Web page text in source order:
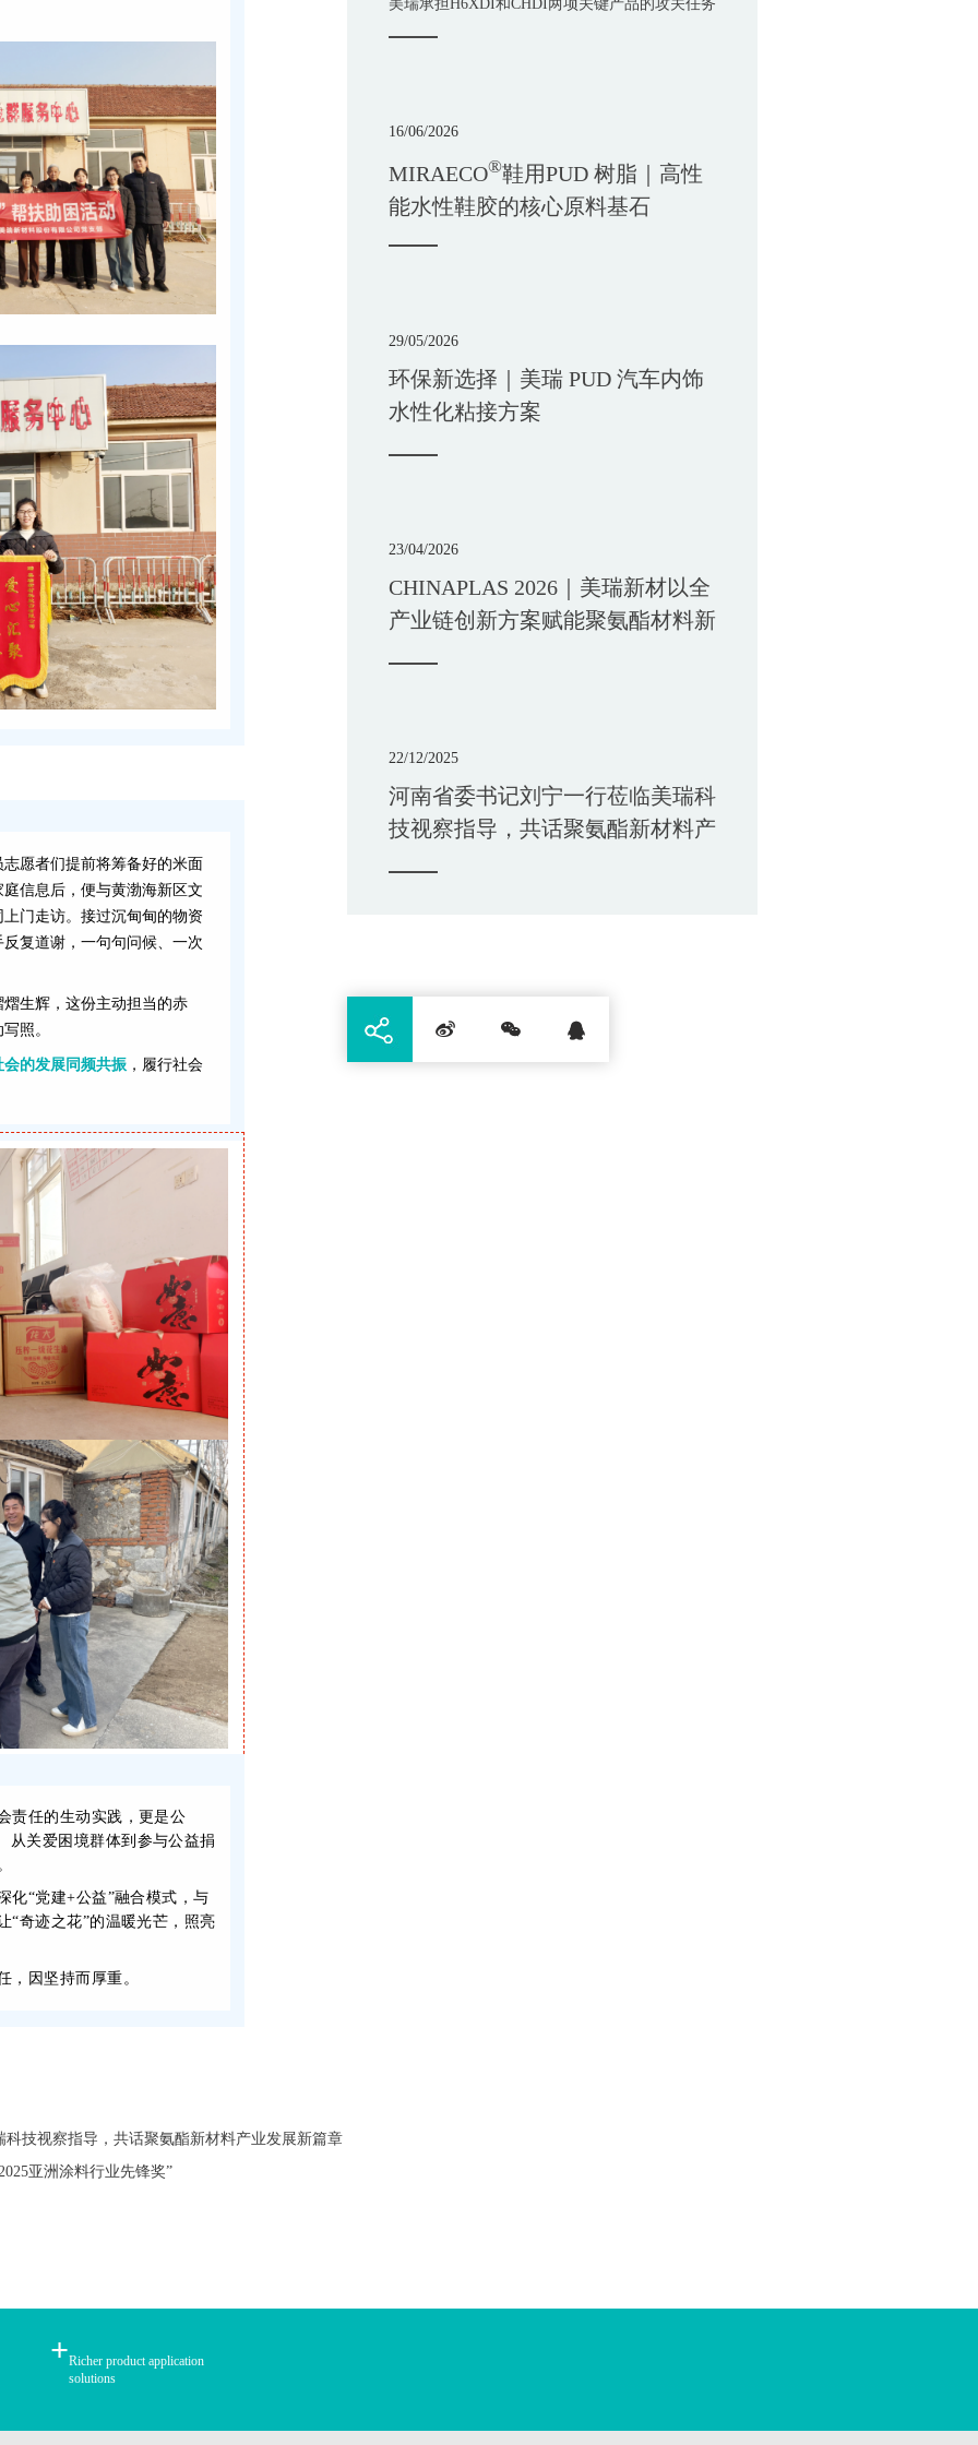
愿者们提前将筹备好的米面
信息后，便与黄渤海新区文
门走访。接过沉甸甸的物资
复道谢，一句句问候、一次
生辉，这份主动担当的赤
照。
的发展同频共振，履行社会
责任的生动实践，更是公
从关爱困境群体到参与公益捐
化“党建+公益”融合模式，与
“奇迹之花”的温暖光芒，照亮
，因坚持而厚重。
美瑞承担H6XDI和CHDI两项关键产品的攻关任务
16/06/2026
MIRAECO®鞋用PUD 树脂｜高性
能水性鞋胶的核心原料基石
29/05/2026
环保新选择｜美瑞 PUD 汽车内饰
水性化粘接方案
23/04/2026
CHINAPLAS 2026｜美瑞新材以全
产业链创新方案赋能聚氨酯材料新
22/12/2025
河南省委书记刘宁一行莅临美瑞科
技视察指导，共话聚氨酯新材料产
技视察指导，共话聚氨酯新材料产业发展新篇章
亚洲涂料行业先锋奖”
+Richer product application
solutions